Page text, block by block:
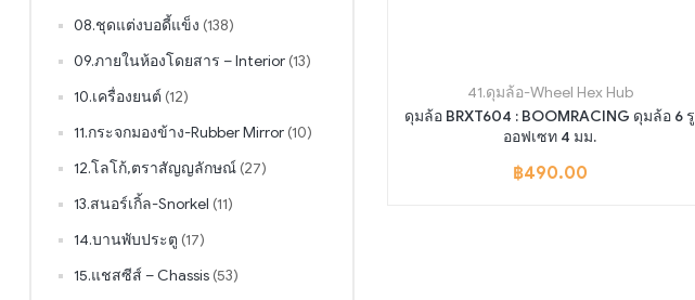
41.ดุมล้อ-Wheel Hex Hub
ดุมล้อ BRXT604 : BOOMRACING ดุมล้อ 6 รู
ออฟเซท 4 มม.
฿490.00
08.ชุดแต่งบอดี้แข็ง (138)
09.ภายในห้องโดยสาร – Interior (13)
10.เครื่องยนต์ (12)
11.กระจกมองข้าง-Rubber Mirror (10)
12.โลโก้,ตราสัญญลักษณ์ (27)
13.สนอร์เกิ้ล-Snorkel (11)
14.บานพับประตู (17)
15.แชสซีส์ – Chassis (53)